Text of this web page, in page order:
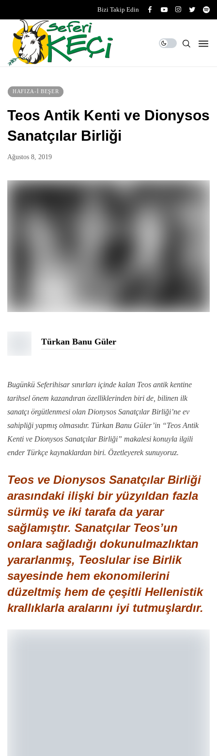
Bizi Takip Edin
HAFIZA-I BEŞER
Teos Antik Kenti ve Dionysos
Sanatçılar Birliği
Ağustos 8, 2019
Türkan Banu Güler
Bugünkü Seferihisar sınırları içinde kalan Teos antik kentine
tarihsel önem kazandıran özelliklerinden biri de, bilinen ilk
sanatçı örgütlenmesi olan Dionysos Sanatçılar Birliği’ne ev
sahipliği yapmış olmasıdır. Türkan Banu Güler’in “Teos Antik
Kenti ve Dionysos Sanatçılar Birliği” makalesi konuyla ilgili
ender Türkçe kaynaklardan biri. Özetleyerek sunuyoruz.
Teos ve Dionysos Sanatçılar Birliği
arasındaki ilişki bir yüzyıldan fazla
sürmüş ve iki tarafa da yarar
sağlamıştır. Sanatçılar Teos’un
onlara sağladığı dokunulmazlıktan
yararlanmış, Teoslular ise Birlik
sayesinde hem ekonomilerini
düzeltmiş hem de çeşitli Hellenistik
krallıklarla aralarını iyi tutmuşlardır.